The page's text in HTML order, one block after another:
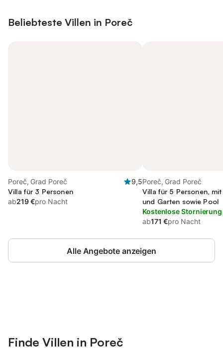
Beliebteste Villen in Poreč
Poreč, Grad Poreč
9,5
Villa für 3 Personen
ab219 €pro Nacht
Poreč, Grad Poreč
Villa für 5 Personen,
und Garten sowie Pool
Kostenlose Stornierung
ab171 €pro Nacht
Alle Angebote anzeigen
Finde Villen in Poreč